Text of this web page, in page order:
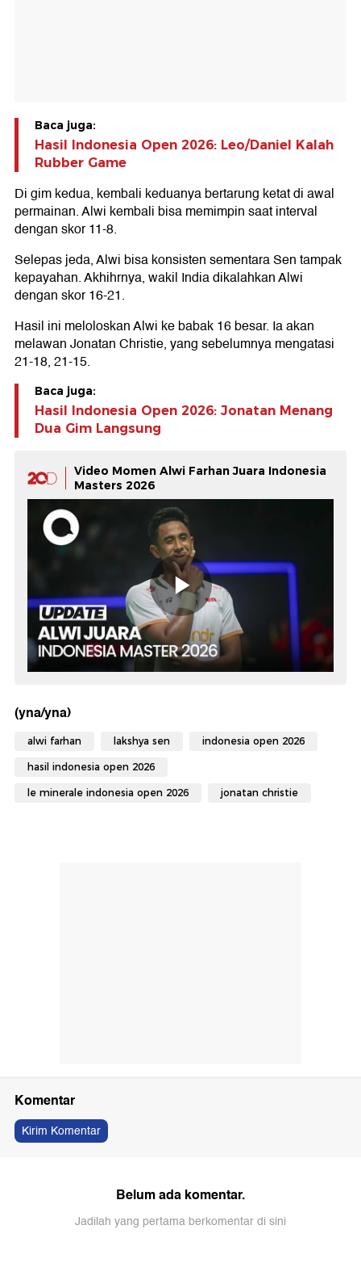
Baca juga:
Hasil Indonesia Open 2026: Leo/Daniel Kalah
Rubber Game
Di gim kedua, kembali keduanya bertarung ketat di awal
permainan. Alwi kembali bisa memimpin saat interval
dengan skor 11-8.
Selepas jeda, Alwi bisa konsisten sementara Sen tampak
kepayahan. Akhihrnya, wakil India dikalahkan Alwi
dengan skor 16-21.
Hasil ini meloloskan Alwi ke babak 16 besar. Ia akan
melawan Jonatan Christie, yang sebelumnya mengatasi
21-18, 21-15.
Baca juga:
Hasil Indonesia Open 2026: Jonatan Menang
Dua Gim Langsung
Video Momen Alwi Farhan Juara Indonesia
Masters 2026
(yna/yna)
alwi farhan lakshya sen indonesia open 2026
hasil indonesia open 2026
le minerale indonesia open 2026 jonatan christie
Komentar
Kirim Komentar
Belum ada komentar.
Jadilah yang pertama berkomentar di sini